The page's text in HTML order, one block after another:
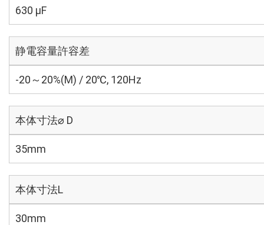
630 µF
静電容量許容差
-20～20%(M) / 20℃, 120Hz
本体寸法⌀ D
35mm
本体寸法L
30mm